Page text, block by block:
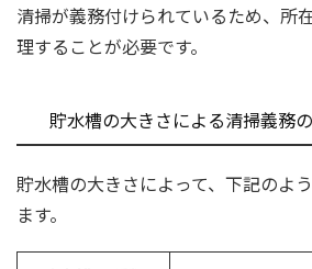
清掃が義務付けられているため、所
理することが必要です。
貯水槽の大きさによる清掃義務
貯水槽の大きさによって、下記のよ
ます。